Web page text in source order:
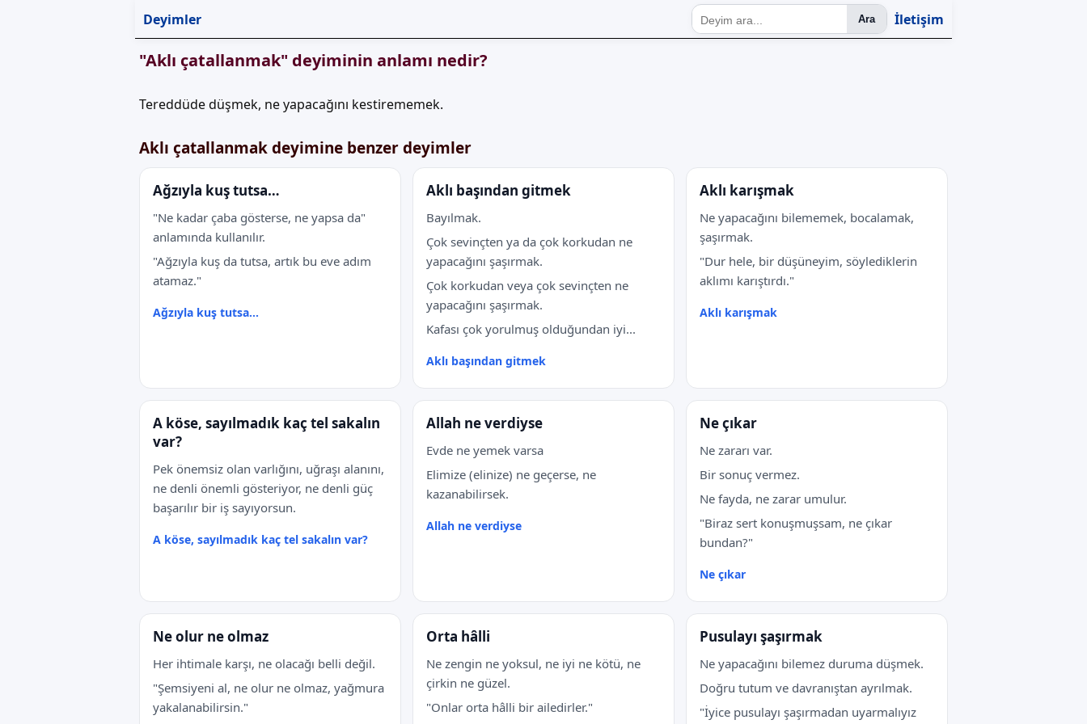
Deyimler Ara İletişim
"Aklı çatallanmak" deyiminin anlamı nedir?
Tereddüde düşmek, ne yapacağını kestirememek.
Aklı çatallanmak deyimine benzer deyimler
Ağzıyla kuş tutsa…
"Ne kadar çaba gösterse, ne yapsa da"
anlamında kullanılır.
"Ağzıyla kuş da tutsa, artık bu eve adım
atamaz."
Ağzıyla kuş tutsa…
Aklı başından gitmek
Bayılmak.
Çok sevinçten ya da çok korkudan ne
yapacağını şaşırmak.
Çok korkudan veya çok sevinçten ne
yapacağını şaşırmak.
Kafası çok yorulmuş olduğundan iyi...
Aklı başından gitmek
Aklı karışmak
Ne yapacağını bilememek, bocalamak,
şaşırmak.
"Dur hele, bir düşüneyim, söylediklerin
aklımı karıştırdı."
Aklı karışmak
A köse, sayılmadık kaç tel sakalın
var?
Pek önemsiz olan varlığını, uğraşı alanını,
ne denli önemli gösteriyor, ne denli güç
başarılır bir iş sayıyorsun.
A köse, sayılmadık kaç tel sakalın var?
Allah ne verdiyse
Evde ne yemek varsa
Elimize (elinize) ne geçerse, ne
kazanabilirsek.
Allah ne verdiyse
Ne çıkar
Ne zararı var.
Bir sonuç vermez.
Ne fayda, ne zarar umulur.
"Biraz sert konuşmuşsam, ne çıkar
bundan?"
Ne çıkar
Ne olur ne olmaz
Her ihtimale karşı, ne olacağı belli değil.
"Şemsiyeni al, ne olur ne olmaz, yağmura
yakalanabilirsin."
Orta hâlli
Ne zengin ne yoksul, ne iyi ne kötü, ne
çirkin ne güzel.
"Onlar orta hâlli bir ailedirler."
Pusulayı şaşırmak
Ne yapacağını bilemez duruma düşmek.
Doğru tutum ve davranıştan ayrılmak.
"İyice pusulayı şaşırmadan uyarmalıyız